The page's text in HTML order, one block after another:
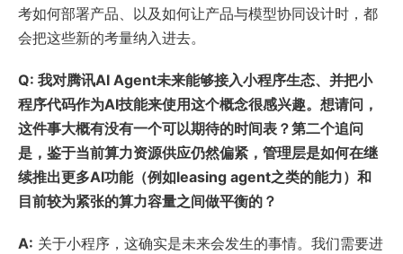
考如何部署产品、以及如何让产品与模型协同设计时，都
会把这些新的考量纳入进去。
Q: 我对腾讯AI Agent未来能够接入小程序生态、并把小
程序代码作为AI技能来使用这个概念很感兴趣。想请问，
这件事大概有没有一个可以期待的时间表？第二个追问
是，鉴于当前算力资源供应仍然偏紧，管理层是如何在继
续推出更多AI功能（例如leasing agent之类的能力）和
目前较为紧张的算力容量之间做平衡的？
A: 关于小程序，这确实是未来会发生的事情。我们需要进